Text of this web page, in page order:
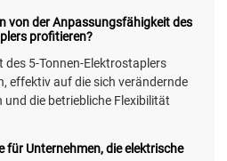
von der Anpassungsfähigkeit des
profitieren?
des 5-Tonnen-Elektrostaplers
effektiv auf die sich verändernde
die betriebliche Flexibilität
für Unternehmen, die elektrische